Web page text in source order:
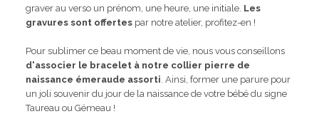
graver au verso un prénom, une heure, une initiale. Les
gravures sont offertes par notre atelier, profitez-en !
Pour sublimer ce beau moment de vie, nous vous conseillons
d'associer le bracelet à notre collier pierre de
naissance émeraude assorti . Ainsi, former une parure pour
un joli souvenir du jour de la naissance de votre bébé du signe
Taureau ou Gémeau !